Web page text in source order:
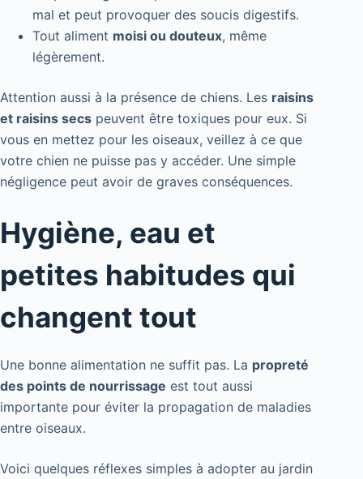
mal et peut provoquer des soucis digestifs.
Tout aliment moisi ou douteux, même
légèrement.
Attention aussi à la présence de chiens. Les raisins
et raisins secs peuvent être toxiques pour eux. Si
vous en mettez pour les oiseaux, veillez à ce que
votre chien ne puisse pas y accéder. Une simple
négligence peut avoir de graves conséquences.
Hygiène, eau et
petites habitudes qui
changent tout
Une bonne alimentation ne suffit pas. La propreté
des points de nourrissage est tout aussi
importante pour éviter la propagation de maladies
entre oiseaux.
Voici quelques réflexes simples à adopter au jardin